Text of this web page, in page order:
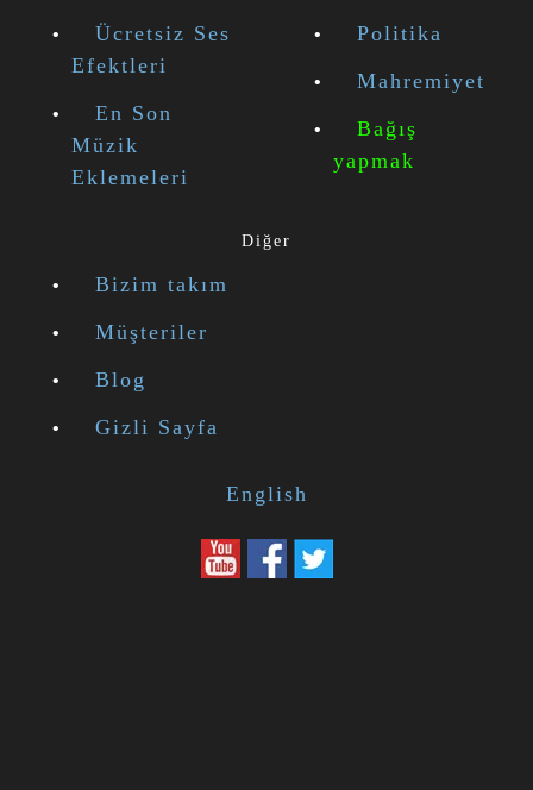
Ücretsiz Ses
Efektleri
En Son
Müzik
Eklemeleri
Politika
Mahremiyet
Bağış
yapmak
Diğer
Bizim takım
Müşteriler
Blog
Gizli Sayfa
English